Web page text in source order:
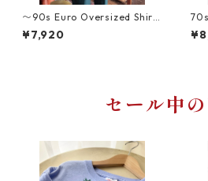
〜90s Euro Oversized Shirt/
レトロポップ幾何学アート柄
のオーバーサイズヴィンテー
¥7,920
irt/
ー
セール中